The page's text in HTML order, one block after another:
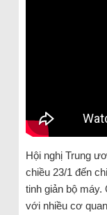
Hội nghị Trung
chiều 23/1 đến
tinh giản bộ
với nhiều cơ